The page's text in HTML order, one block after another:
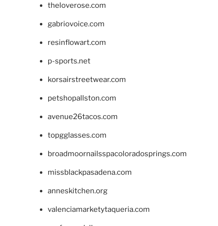
theloverose.com
gabriovoice.com
resinflowart.com
p-sports.net
korsairstreetwear.com
petshopallston.com
avenue26tacos.com
topgglasses.com
broadmoornailsspacoloradosprings.com
missblackpasadena.com
anneskitchen.org
valenciamarketytaqueria.com